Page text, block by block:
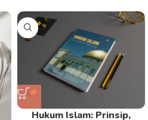
Hukum Islam: Prinsip,